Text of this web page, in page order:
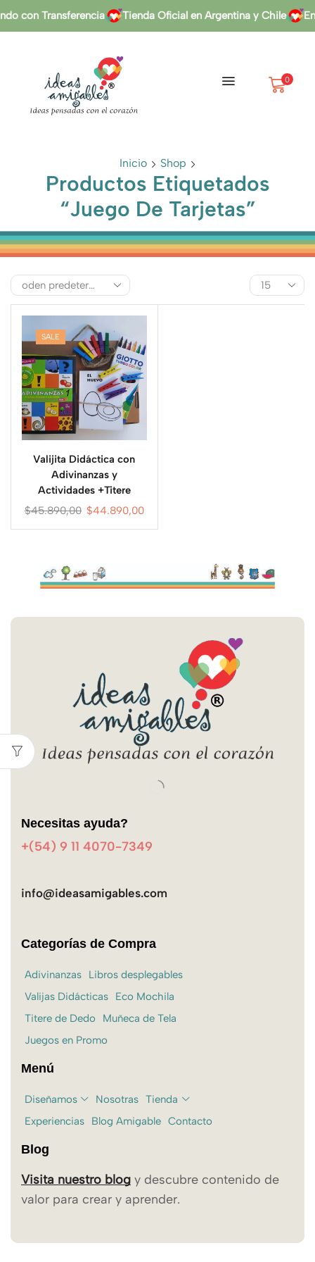
con Transferencia Tienda Oficial en Argentina y Chile
0
Inicio Shop
Productos Etiquetados
“Juego De Tarjetas”
SALE
Valijita Didáctica con
Adivinanzas y
Actividades +Titere
$45.890,00 $44.890,00
Necesitas ayuda?
+(54) 9 11 4070-7349
info@ideasamigables.com
Categorías de Compra
Adivinanzas
Libros desplegables
Valijas Didácticas
Eco Mochila
Titere de Dedo
Muñeca de Tela
Juegos en Promo
Menú
Diseñamos Nosotras Tienda
Experiencias
Blog Amigable Contacto
Blog
Visita nuestro blog y descubre contenido de
valor para crear y aprender.